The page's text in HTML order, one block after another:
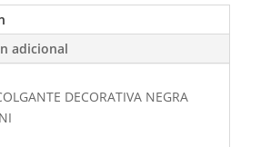
adicional
DECORATIVA NEGRA